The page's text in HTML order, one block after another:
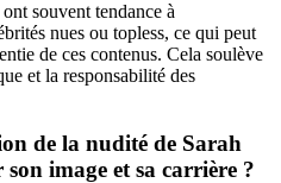
souvent tendance à
nues ou topless, ce qui peut
de ces contenus. Cela soulève
et la responsabilité des
de la nudité de Sarah
image et sa carrière ?